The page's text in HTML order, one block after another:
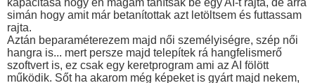
kapacitása hogy én magam tanítsak be egy AI-t rajta, de arra
simán hogy amit már betanítottak azt letöltsem és futtassam
rajta.
Aztán beparaméterezem majd női személyiségre, szép női
hangra is... mert persze majd telepítek rá hangfelismerő
szoftvert is, ez csak egy keretprogram ami az AI fölött
működik. Sőt ha akarom még képeket is gyárt majd nekem,